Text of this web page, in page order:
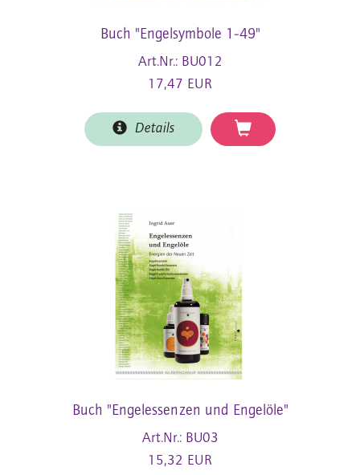
Buch "Engelsymbole 1-49"
Art.Nr.: BU012
17,47 EUR
Details
Buch "Engelessenzen und Engelöle"
Art.Nr.: BU03
15,32 EUR